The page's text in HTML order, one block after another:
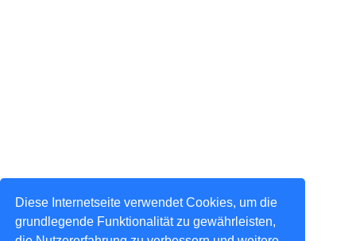
Diese Internetseite verwendet Cookies, um die
grundlegende Funktionalität zu gewährleisten,